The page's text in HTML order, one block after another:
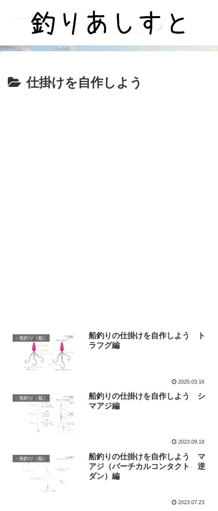
仕掛けを自作しよう
・海釣り（船）
船釣りの仕掛けを自作しよう ト
ラフグ編
2025.03.16
・海釣り（船）
船釣りの仕掛けを自作しよう シ
マアジ編
2023.09.18
・海釣り（船）
船釣りの仕掛けを自作しよう マ
アジ（バーチカルコンタクト 逆
ダン）編
2023.07.23